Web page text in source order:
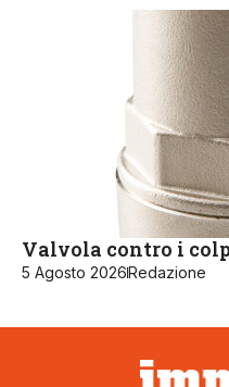
Valvola contro i
5 Agosto 2026 Redazione